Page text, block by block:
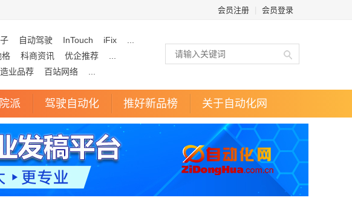
会员注册 会员登录
自动驾驶 InTouch iFix
格 科商资讯 优企推荐
业品荐 百站网络
派 驾驶自动化 推好新品榜 关于自动化网